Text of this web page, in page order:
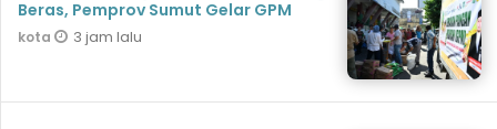
Beras, Pemprov Sumut Gelar GPM
kota 3 jam lalu